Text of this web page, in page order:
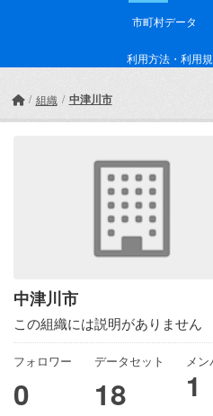
市町村データ
利用方法・利用
組織 中津川市
中津川市
この組織には説明がありません
フォロワー
0
データセット
18
メン
1